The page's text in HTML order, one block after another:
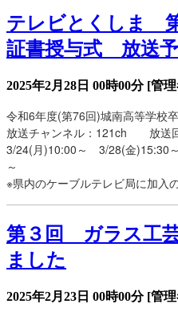
テレビとくしま
証書授与式 放送予
2025年2月28日 00時00分 [管
令和6年度(第76回)城南高等学校
放送チャンネル：121ch 放送
3/24(月)10:00～ 3/28(金
～
※県内のケーブルテレビ局に加入
第３回 ガラス工
ました
2025年2月23日 00時00分 [管